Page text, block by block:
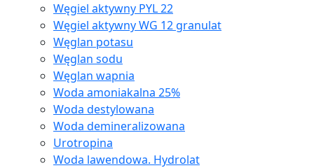
Węgiel aktywny PYL 22
Węgiel aktywny WG 12 granulat
Węglan potasu
Węglan sodu
Węglan wapnia
Woda amoniakalna 25%
Woda destylowana
Woda demineralizowana
Urotropina
Woda lawendowa. Hydrolat